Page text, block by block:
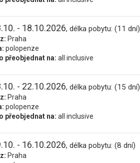
- 18.10.2026, délka pobytu: (11 dní)
Praha
polopenze
přeobjednat na: all inclusive
- 22.10.2026, délka pobytu: (15 dní)
Praha
polopenze
přeobjednat na: all inclusive
- 16.10.2026, délka pobytu: (8 dní)
Praha